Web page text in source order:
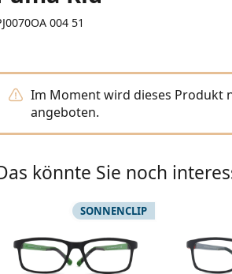
004 51
Im Moment wird dieses Produkt
angeboten.
könnte Sie noch
SONNENCLIP